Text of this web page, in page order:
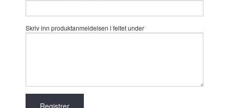
Skriv inn produktanmeldelsen i feltet under